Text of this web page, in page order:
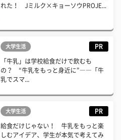
れた！ Jミルク×キョーソウPROJE...
大学生活 PR
「牛乳」は学校給食だけで飲むも
の？ “牛乳をもっと身近に”――「牛
乳でスマ...
大学生活 PR
給食だけじゃない！ 牛乳をもっと楽
しむアイデア、学生が本気で考えてみ